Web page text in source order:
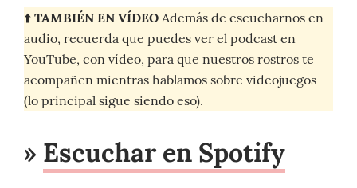
⬆️ TAMBIÉN EN VÍDEO Además de escucharnos en
audio, recuerda que puedes ver el podcast en
YouTube, con vídeo, para que nuestros rostros te
acompañen mientras hablamos sobre videojuegos
(lo principal sigue siendo eso).
» Escuchar en Spotify